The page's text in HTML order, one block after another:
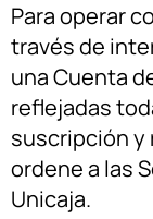
Para operar
través de
una Cuenta
reflejadas
suscripción y
ordene a las
Unicaja.